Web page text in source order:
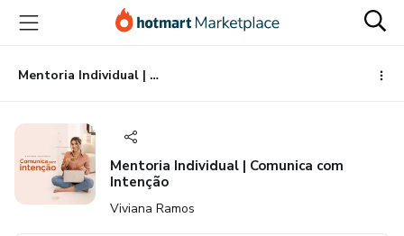
para
conteúdo
principal
para
pagamento
para
rodapé
Mentoria Individual | Comunica com Intenção
Mentoria Individual | Comunica com
Intenção
Viviana Ramos